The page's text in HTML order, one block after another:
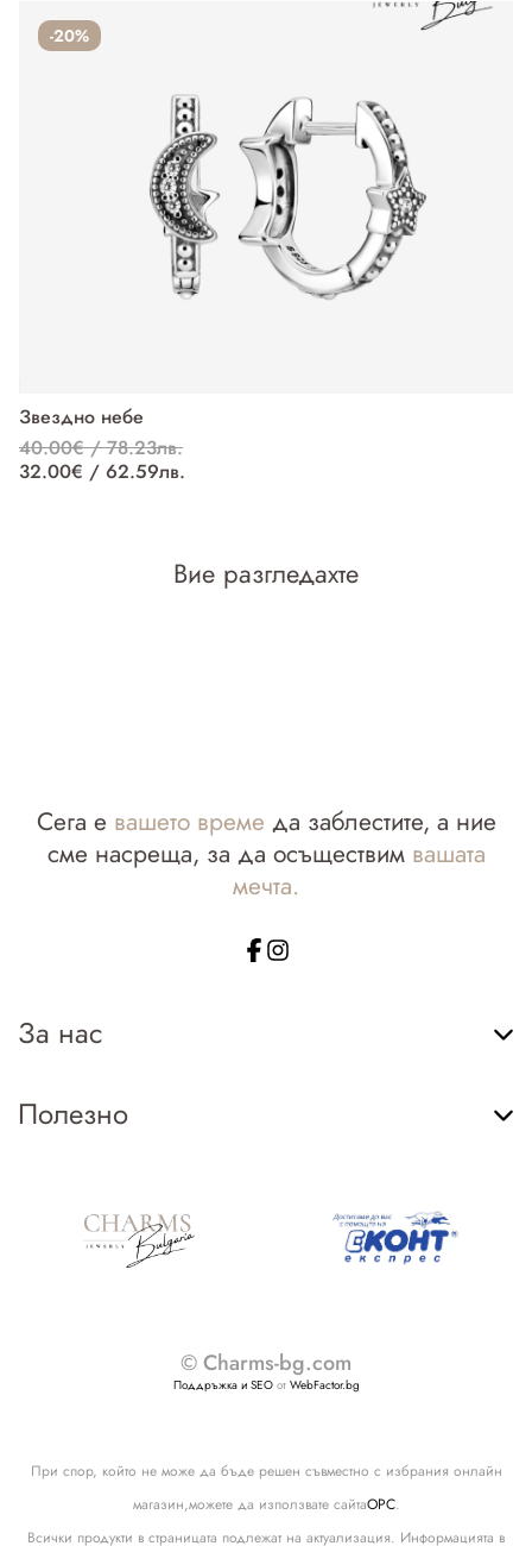
-20%
Звездно небе
40.00€ / 78.23лв.
32.00€ / 62.59лв.
Вие разгледахте
Сега е вашето време да заблестите, а ние
сме насреща, за да осъществим вашата
мечта.
За нас
Полезно
© Charms-bg.com
Поддръжка и SEOот WebFactor.bg
При спор, който не може да бъде решен съвместно с избрания онлайн
магазин,можете да използвате сайтаОРС.
Всички продукти в страницата подлежат на актуализация. Информацията в